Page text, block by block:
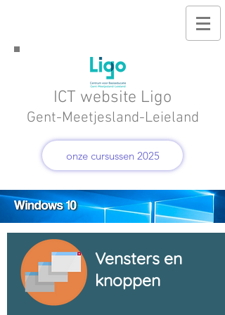
ICT website Ligo
Gent-Meetjesland-Leieland
onze cursussen 2025
Vensters en
knoppen